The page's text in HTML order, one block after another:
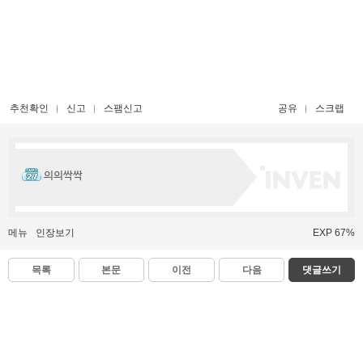
추천확인 신고 스팸신고 공유 스크랩
의의싹싹
메뉴 인장보기 EXP 67%
목록 본문 이전 다음 댓글쓰기